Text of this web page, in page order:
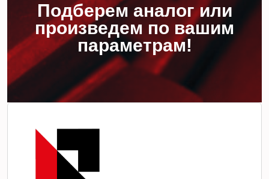
Подберем аналог или
произведем по вашим
параметрам!